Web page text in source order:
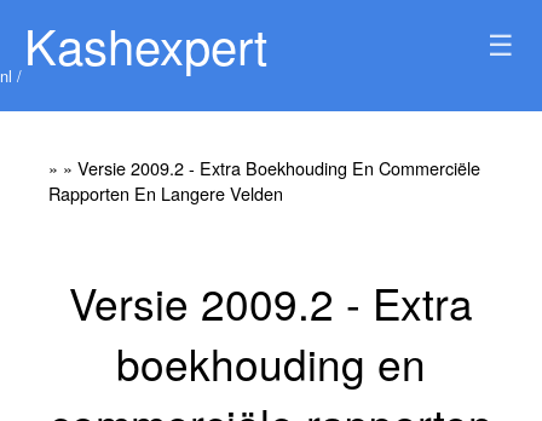
Kashexpert ☰
nl /
» » Versie 2009.2 - Extra Boekhouding En Commerciële
Rapporten En Langere Velden
Versie 2009.2 - Extra
boekhouding en